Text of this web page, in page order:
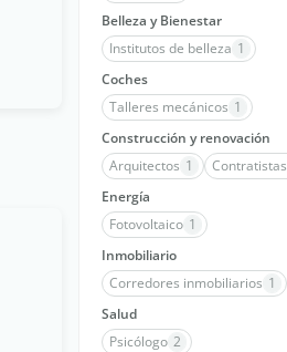
Belleza y Bienestar
Institutos de belleza 1
Coches
Talleres mecánicos 1
Construcción y renovación
Arquitectos 1 Contratistas
Energía
Fotovoltaico 1
Inmobiliario
Corredores inmobiliarios 1
Salud
Psicólogo 2